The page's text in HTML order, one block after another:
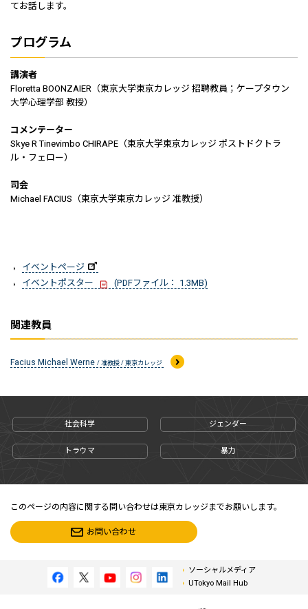
てお話します。
プログラム
講演者
Floretta BOONZAIER（東京大学東京カレッジ 招聘教員；ケープタウン
大学心理学部 教授）
コメンテーター
Skye R Tinevimbo CHIRAPE（東京大学東京カレッジ ポストドクトラ
ル・フェロー）
司会
Michael FACIUS（東京大学東京カレッジ 准教授）
イベントページ
イベントポスター
(PDFファイル： 1.3MB)
関連教員
Facius Michael Werne / 准教授 / 東京カレッジ
社会科学 ジェンダー
トラウマ 暴力
このページの内容に関する問い合わせは東京カレッジまでお願いします。
お問い合わせ
ソーシャルメディア
UTokyo Mail Hub